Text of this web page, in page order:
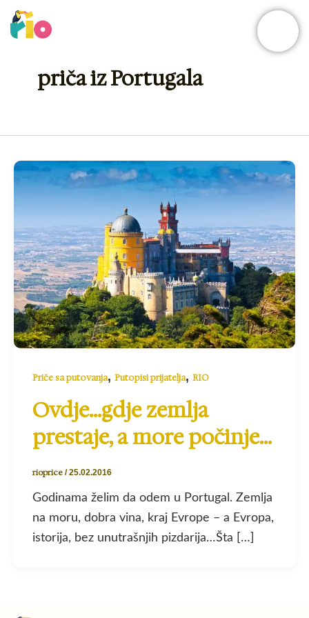
Skip
to
priča iz Portugala
Priče sa putovanja, Putopisi prijatelja, RIO
Ovdje…gdje zemlja
prestaje, a more počinje…
rioprice /25.02.2016
Godinama želim da odem u Portugal. Zemlja
na moru, dobra vina, kraj Evrope – a Evropa,
istorija, bez unutrašnjih pizdarija…Šta […]